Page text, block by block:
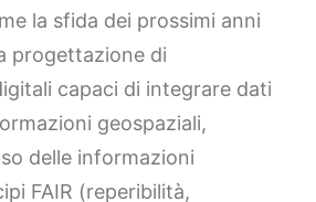
la sfida dei prossimi anni
progettazione di
capaci di integrare dati
geospaziali,
delle informazioni
FAIR (reperibilità,